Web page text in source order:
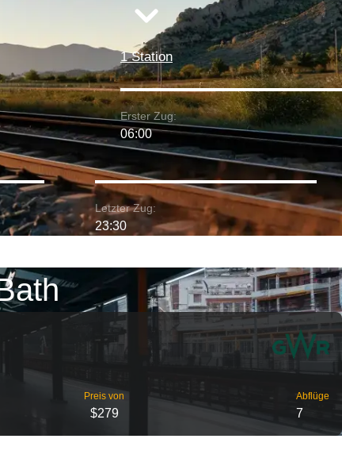
1 Station
Erster Zug:
06:00
Letzter Zug:
23:30
Preis von
$279
Abflüge
7